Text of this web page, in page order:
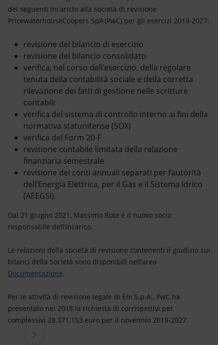
Innovazione
Scenari energetici
dei seguenti incarichi alla società di revisione
PricewaterhouseCoopers SpA (PwC) per gli esercizi 2019-2027:
revisione del bilancio di esercizio
revisione del bilancio consolidato
verifica, nel corso dell'esercizio, della regolare
tenuta della contabilità sociale e della corretta
rilevazione dei fatti di gestione nelle scritture
contabili
verifica del sistema di controllo interno ai fini della
normativa statunitense (SOX)
verifica del Form 20-F
revisione contabile limitata della relazione
finanziaria semestrale
revisione dei conti annuali separati per l’autorità
dell’Energia Elettrica, per il Gas e il Sistema Idrico
(AEEGSI).
Dal 21 giugno 2021, Massimo Rota è il nuovo socio
responsabile dell’incarico.
Le relazioni della società di revisione contenenti il giudizio sui
bilanci della Società sono disponibili nell'area
Documentazione.
Per le attività di revisione legale di Eni S.p.A., PwC ha
presentato nel 2018 la richiesta di corrispettivi per
complessivi 28.371.153 euro per il novennio 2019-2027.